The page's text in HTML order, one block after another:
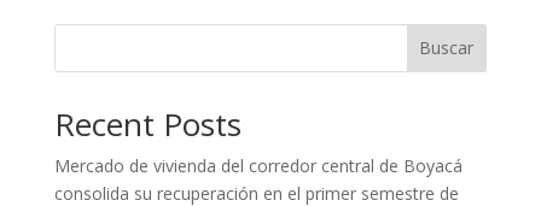
Buscar
Recent Posts
Mercado de vivienda del corredor central de Boyacá
consolida su recuperación en el primer semestre de